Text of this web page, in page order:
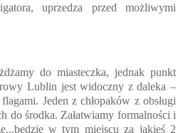
uprzedza przed możliwymi
do miasteczka, jednak punkt
Lublin jest widoczny z daleka –
Jeden z chłopaków z obsługi
do środka. Załatwiamy formalności i
w tym miejscu za jakieś 2